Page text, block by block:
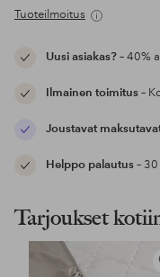
Tuoteilmoitus
Uusi asiakas?– 40%
Ilmainen toimitus–
Joustavat
Helppo palautus–
Tarjoukset